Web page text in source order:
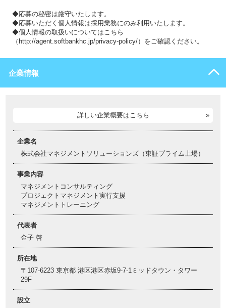
◆応募の秘密は厳守いたします。
◆応募いただく個人情報は採用業務にのみ利用いたします。
◆個人情報の取扱いについてはこちら
（http://agent.softbankhc.jp/privacy-policy/）をご確認ください。
企業情報
詳しい企業概要はこちら
企業名
株式会社マネジメントソリューションズ（東証プライム上場）
事業内容
マネジメントコンサルティング
プロジェクトマネジメント実行支援
マネジメントトレーニング
代表者
金子 啓
所在地
〒107-6223 東京都 港区港区赤坂9-7-1ミッドタウン・タワー
29F
設立